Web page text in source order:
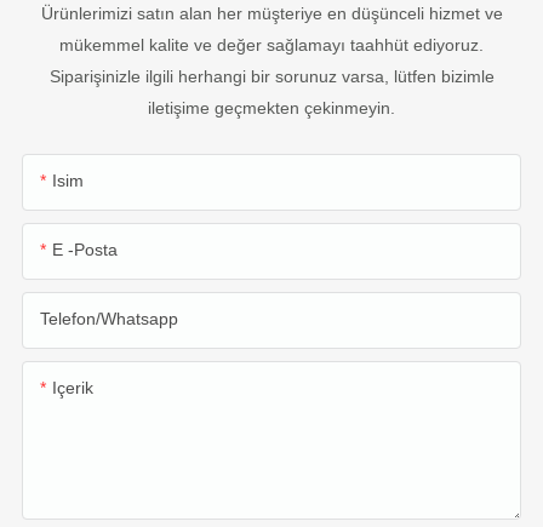
Ürünlerimizi satın alan her müşteriye en düşünceli hizmet ve
mükemmel kalite ve değer sağlamayı taahhüt ediyoruz.
Siparişinizle ilgili herhangi bir sorunuz varsa, lütfen bizimle
iletişime geçmekten çekinmeyin.
Isim
E -posta
Telefon/whatsapp
Içerik